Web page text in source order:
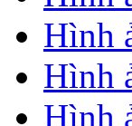
Hình
Hình
Hình